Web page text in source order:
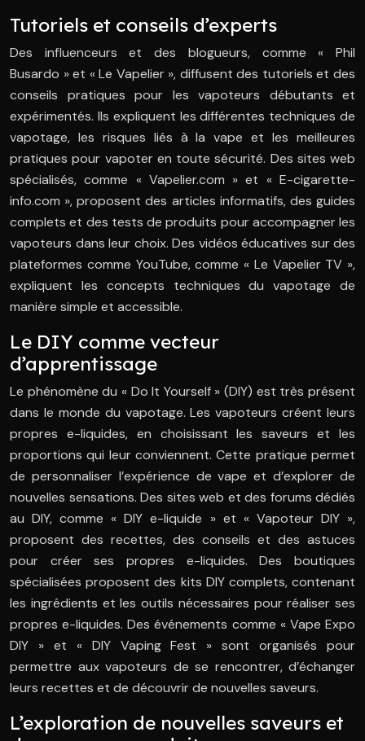
Tutoriels et conseils d’experts
Des influenceurs et des blogueurs, comme « Phil
Busardo » et « Le Vapelier », diffusent des tutoriels et des
conseils pratiques pour les vapoteurs débutants et
expérimentés. Ils expliquent les différentes techniques de
vapotage, les risques liés à la vape et les meilleures
pratiques pour vapoter en toute sécurité. Des sites web
spécialisés, comme « Vapelier.com » et « E-cigarette-
info.com », proposent des articles informatifs, des guides
complets et des tests de produits pour accompagner les
vapoteurs dans leur choix. Des vidéos éducatives sur des
plateformes comme YouTube, comme « Le Vapelier TV »,
expliquent les concepts techniques du vapotage de
manière simple et accessible.
Le DIY comme vecteur
d’apprentissage
Le phénomène du « Do It Yourself » (DIY) est très présent
dans le monde du vapotage. Les vapoteurs créent leurs
propres e-liquides, en choisissant les saveurs et les
proportions qui leur conviennent. Cette pratique permet
de personnaliser l’expérience de vape et d’explorer de
nouvelles sensations. Des sites web et des forums dédiés
au DIY, comme « DIY e-liquide » et « Vapoteur DIY »,
proposent des recettes, des conseils et des astuces
pour créer ses propres e-liquides. Des boutiques
spécialisées proposent des kits DIY complets, contenant
les ingrédients et les outils nécessaires pour réaliser ses
propres e-liquides. Des événements comme « Vape Expo
DIY » et « DIY Vaping Fest » sont organisés pour
permettre aux vapoteurs de se rencontrer, d’échanger
leurs recettes et de découvrir de nouvelles saveurs.
L’exploration de nouvelles saveurs et